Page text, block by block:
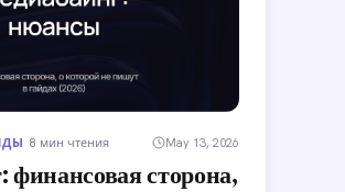
·8 мин чтения May 13, 2026
финансовая сторона,